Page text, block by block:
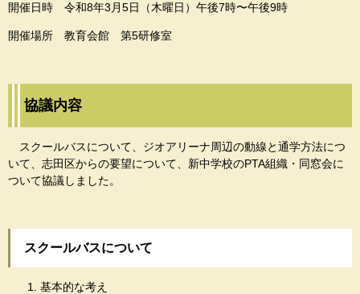
開催日時 令和8年3月5日（木曜日）午後7時〜午後9時
開催場所 教育会館 第5研修室
協議内容
スクールバスについて、ジオアリーナ周辺の動線と通学方法につ
いて、志田区からの要望について、新中学校のPTA組織・同窓会に
ついて協議しました。
スクールバスについて
基本的な考え